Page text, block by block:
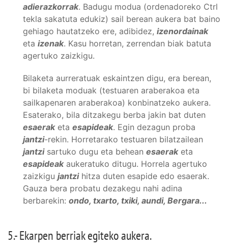
adierazkorrak. Badugu modua (ordenadoreko Ctrl
tekla sakatuta edukiz) sail berean aukera bat baino
gehiago hautatzeko ere, adibidez, izenordainak
eta izenak. Kasu horretan, zerrendan biak batuta
agertuko zaizkigu.
Bilaketa aurreratuak eskaintzen digu, era berean,
bi bilaketa moduak (testuaren araberakoa eta
sailkapenaren araberakoa) konbinatzeko aukera.
Esaterako, bila ditzakegu berba jakin bat duten
esaeraketa esapideak. Egin dezagun proba
jantzi-rekin. Horretarako testuaren bilatzailean
jantzisartuko dugu eta behean esaeraketa
esapideakaukeratuko ditugu. Horrela agertuko
zaizkigu jantzihitza duten esapide edo esaerak.
Gauza bera probatu dezakegu nahi adina
berbarekin: ondo, txarto, txiki, aundi, Bergara...
5.- Ekarpen berriak egiteko aukera.